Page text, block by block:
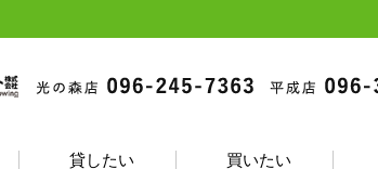
貸したい 買いたい